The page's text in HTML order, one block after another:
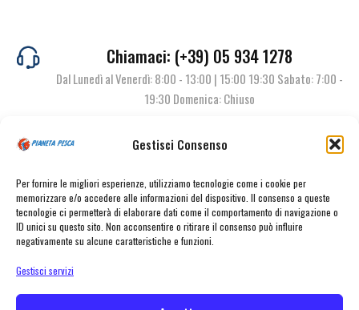
Gestisci Consenso
Per fornire le migliori esperienze, utilizziamo tecnologie come i cookie per
memorizzare e/o accedere alle informazioni del dispositivo. Il consenso a queste
tecnologie ci permetterà di elaborare dati come il comportamento di navigazione o
ID unici su questo sito. Non acconsentire o ritirare il consenso può influire
negativamente su alcune caratteristiche e funzioni.
Gestisci servizi
Chiamaci: (+39) 05 934 1278
Dal Lunedì al Venerdì: 8:00 - 13:00 | 15:00 19:30 Sabato: 7:00 -
19:30 Domenica: Chiuso